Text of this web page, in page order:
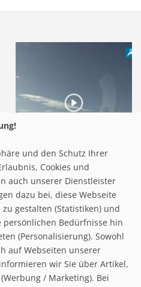
und den Schutz Ihrer
Cookies und
auch unserer Dienstleister
dazu bei, diese Webseite
gestalten (Statistiken) und
Bedürfnisse hin
(Personalisierung). Sowohl
auf Webseiten unserer
wir Sie über Artikel,
/ Marketing). Bei